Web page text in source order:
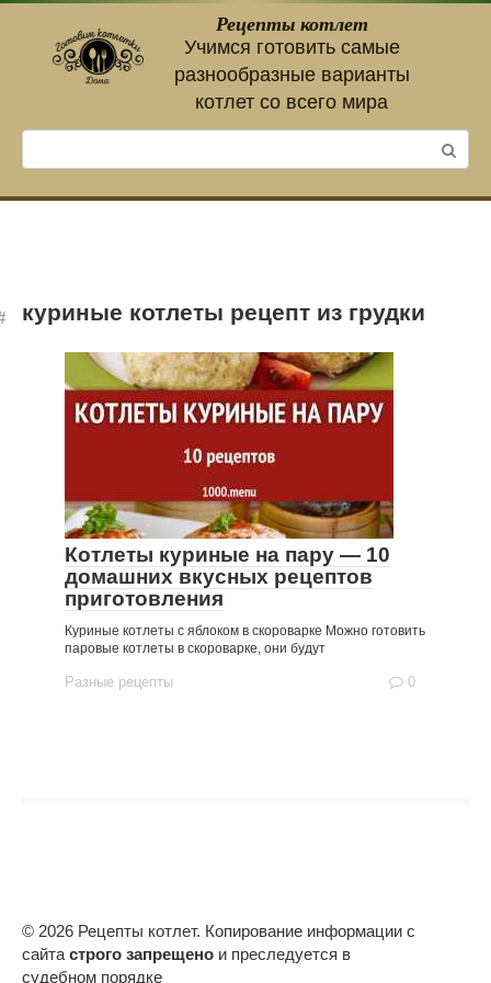
контенту
Рецепты котлет
Учимся готовить самые
разнообразные варианты
котлет со всего мира
куриные котлеты рецепт из грудки
Котлеты куриные на пару — 10
домашних вкусных рецептов
приготовления
Куриные котлеты с яблоком в скороварке Можно готовить
паровые котлеты в скороварке, они будут
Разные рецепты 0
© 2026 Рецепты котлет. Копирование информации с
сайта строго запрещено и преследуется в
судебном порядке